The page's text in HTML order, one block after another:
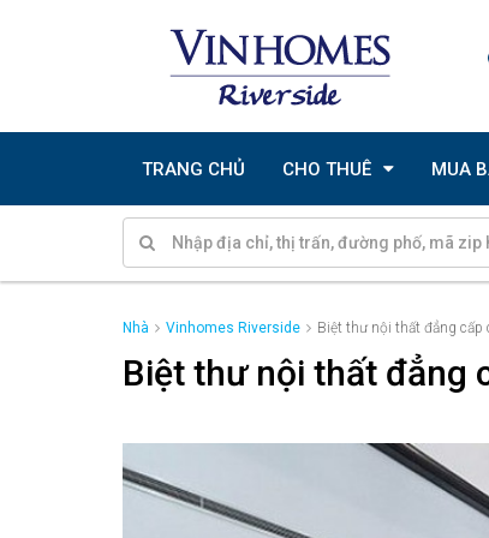
TRANG CHỦ CHO THUÊ MUA
Nhà Vinhomes Riverside Biệt thư nội thất đẳng cấp
Biệt thư nội thất đẳng